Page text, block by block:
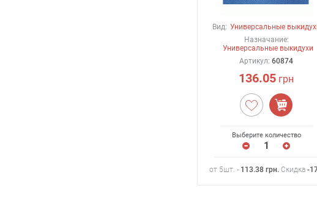
Вид: Универсальные
Назначание:
Универсальные выкидухи
Артикул:60874
136.05 грн
Выберите количество
от 5шт. - 113.38грн.Скидка -